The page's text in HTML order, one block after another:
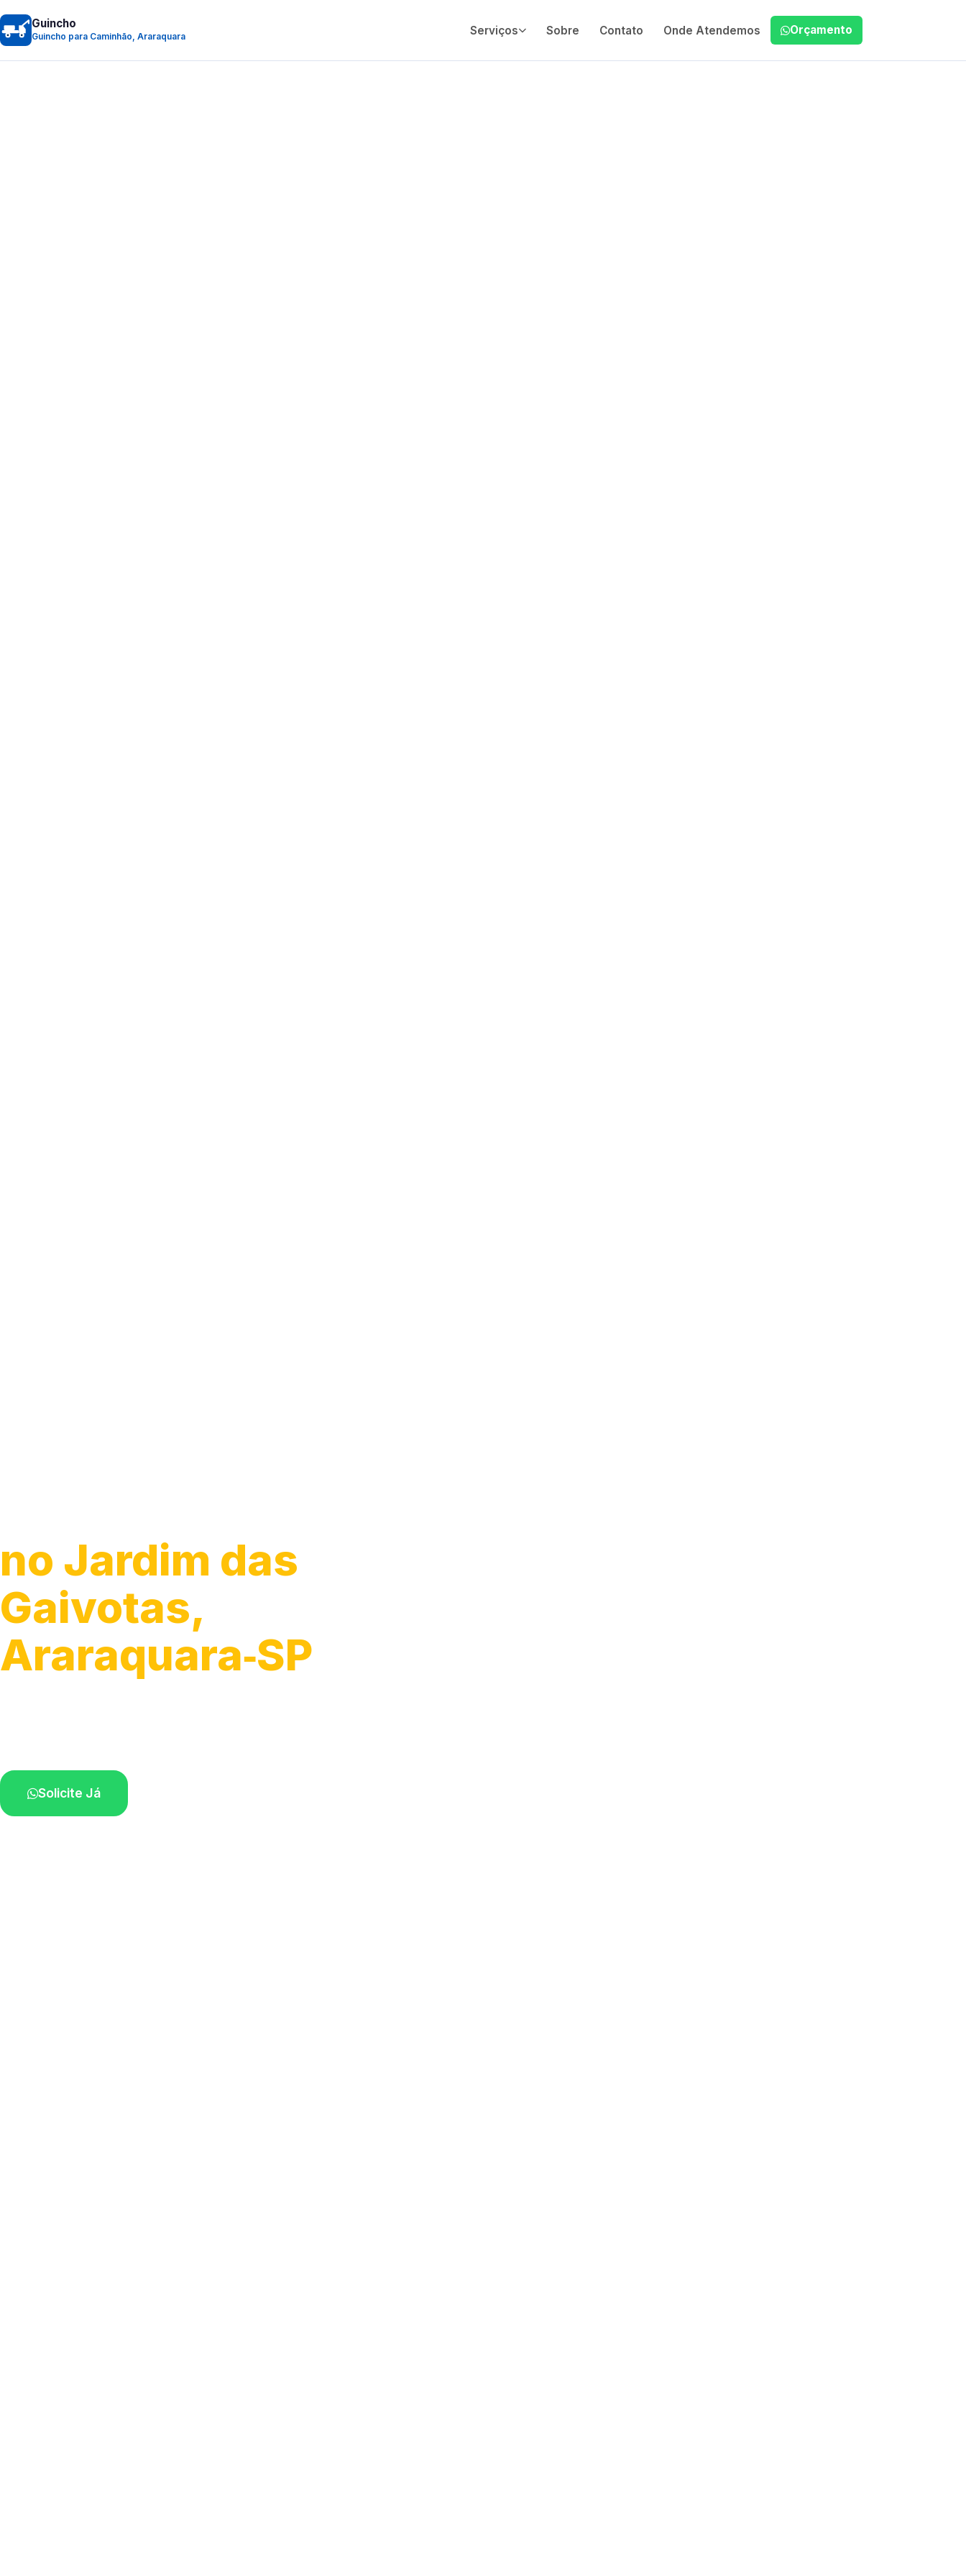
Guincho
Guincho para Caminhão, Araraquara Serviços Sobre Contato Onde Atendemos Orçamento
no Jardim das
Gaivotas,
Araraquara‑SP
Solicite Já